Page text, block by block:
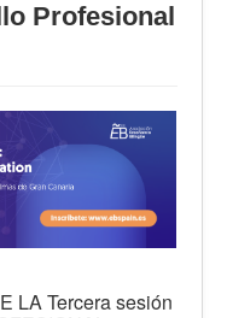
Profesional
LA Tercera sesión